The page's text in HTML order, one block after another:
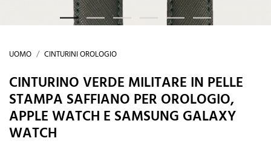
UOMO CINTURINI OROLOGIO
CINTURINO VERDE MILITARE IN PELLE
STAMPA SAFFIANO PER OROLOGIO,
APPLE WATCH E SAMSUNG GALAXY
WATCH